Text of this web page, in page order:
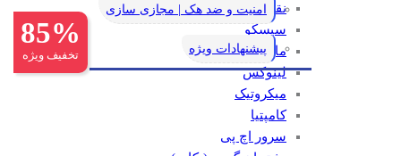
نقشه راه یادگیری شبکه
سیسکو
مایکروسافت
لینوکس
میکروتیک
کامپتیا
سرور اچ پی
امنیت و ضد هک | مجازی سازی
پیشنهادات ویژه 85%
تخفیف ویژه